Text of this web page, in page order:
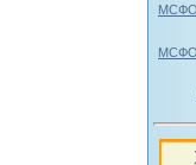
МСФО:
МСФО: